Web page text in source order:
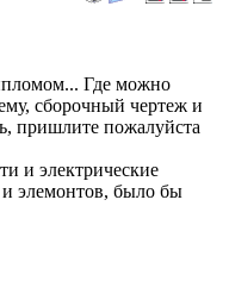
Где можно
сборочный чертеж и
пришлите пожалуйста
и электрические
и элемонтов, было бы